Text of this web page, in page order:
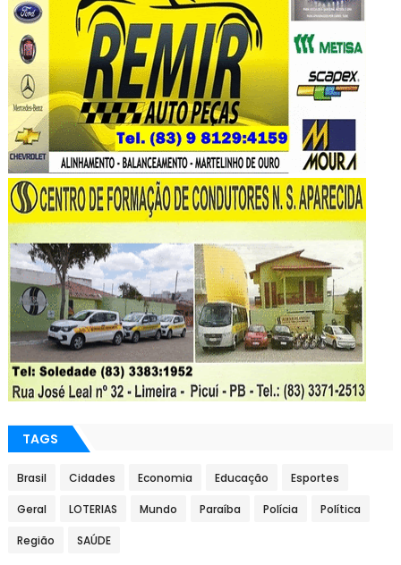
TAGS
Brasil Cidades Economia Educação Esportes
Geral LOTERIAS Mundo Paraíba Polícia Política
Região SAÚDE